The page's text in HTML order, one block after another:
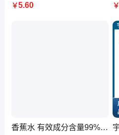
￥5.60 ￥
香蕉水 有效成分含量99% 密度0.859 g/cm 储存于阴凉、通风仓库内